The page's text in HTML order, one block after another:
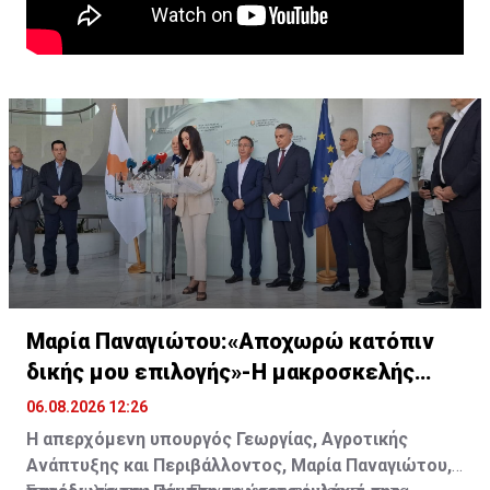
Μαρία Παναγιώτου:«Αποχωρώ κατόπιν
δικής μου επιλογής»-Η μακροσκελής
ομιλία της
06.08.2026 12:26
Η απερχόμενη υπουργός Γεωργίας, Αγροτικής
Ανάπτυξης και Περιβάλλοντος, Μαρία Παναγιώτου,